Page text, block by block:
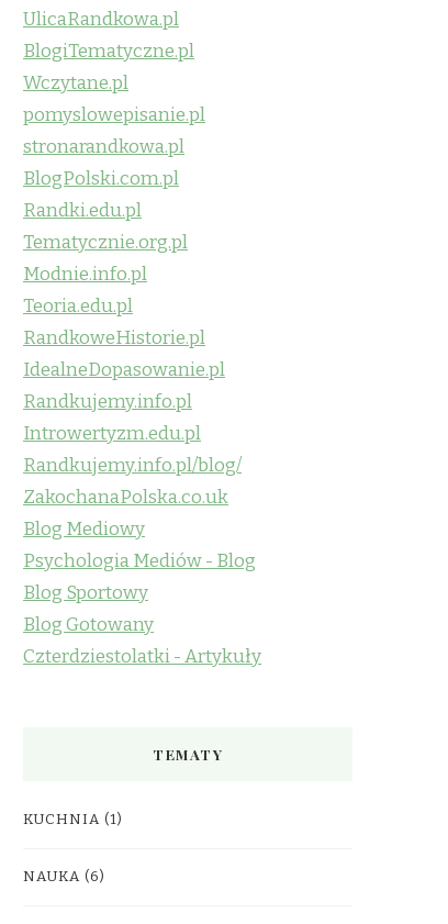
UlicaRandkowa.pl
BlogiTematyczne.pl
Wczytane.pl
pomyslowepisanie.pl
stronarandkowa.pl
BlogPolski.com.pl
Randki.edu.pl
Tematycznie.org.pl
Modnie.info.pl
Teoria.edu.pl
RandkoweHistorie.pl
IdealneDopasowanie.pl
Randkujemy.info.pl
Introwertyzm.edu.pl
Randkujemy.info.pl/blog/
ZakochanaPolska.co.uk
Blog Mediowy
Psychologia Mediów - Blog
Blog Sportowy
Blog Gotowany
Czterdziestolatki - Artykuły
TEMATY
KUCHNIA (1)
NAUKA (6)